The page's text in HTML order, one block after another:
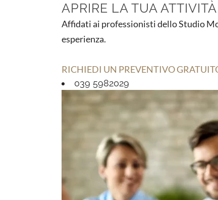
APRIRE LA TUA
Affidati ai professionisti dello Studio
esperienza.
RICHIEDI UN PREVENTIVO
039 5982029